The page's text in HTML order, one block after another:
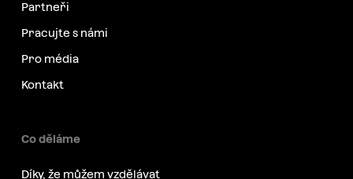
Partneři
Pracujte s námi
Pro média
Kontakt
Co děláme
Díky, že můžem vzdělávat